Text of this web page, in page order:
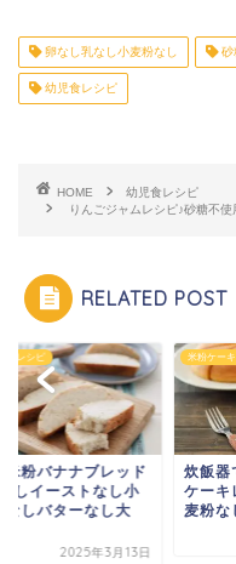
卵なし乳なし小麦粉なし 砂
幼児食レシピ
HOME
幼児食レシピ
りんごジャムレシピ♪砂糖不
RELATED POST
ンレシピ
米粉バナナブレッド
しイーストなし小
なしバターなし大
2025年3月13日
米粉ケー
炊飯器
ケーキ
麦粉な